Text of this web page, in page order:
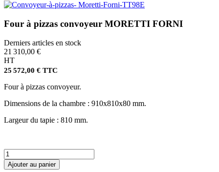
Four à pizzas convoyeur MORETTI FORNI
Derniers articles en stock
21 310,00 €
HT
25 572,00 € TTC
Four à pizzas convoyeur.
Dimensions de la chambre : 910x810x80 mm.
Largeur du tapie : 810 mm.
Ajouter au panier